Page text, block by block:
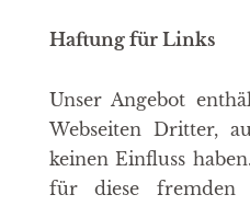
Haftung für Links
Unser Angebot
Webseiten Dritter,
keinen Einfluss
für diese fremden